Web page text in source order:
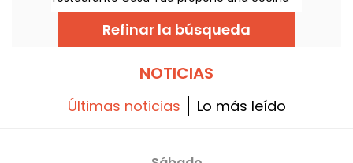
italiana generosa y refinada, pensada como
una casa. Una agradable dirección
confidencial de la orilla izquierda para una
pausa tranquila.
Refinar la búsqueda
NOTICIAS
Últimas noticias Lo más leído